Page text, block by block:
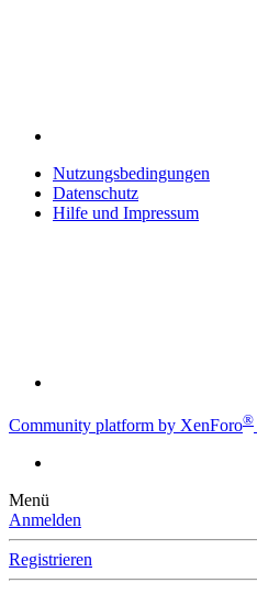
Nutzungsbedingungen
Datenschutz
Hilfe und Impressum
Community platform by XenForo®
Menü
Anmelden
Registrieren